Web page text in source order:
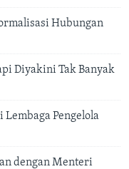
Hubungan
Diyakini Tak Banyak
Pengelola
dengan Menteri